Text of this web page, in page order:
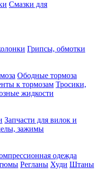
Смазки для
Грипсы, обмотки
Ободные тормоза
к тормозам Тросики,
жидкости
Запчасти для вилок и
зажимы
одежда
Регланы Худи Штаны